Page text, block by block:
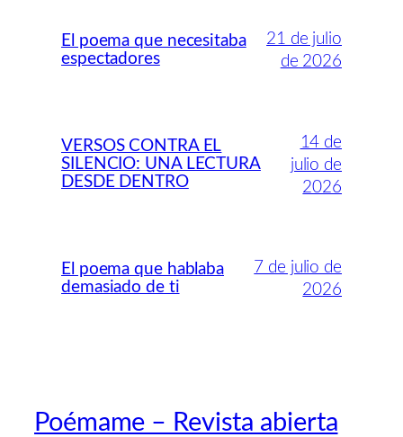
El poema que necesitaba
espectadores
21 de julio
de 2026
VERSOS CONTRA EL
SILENCIO: UNA LECTURA
DESDE DENTRO
14 de
julio de
2026
El poema que hablaba
demasiado de ti
7 de julio de
2026
Poémame – Revista abierta